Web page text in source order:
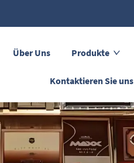
Über Uns Produkte
Kontaktieren Sie uns